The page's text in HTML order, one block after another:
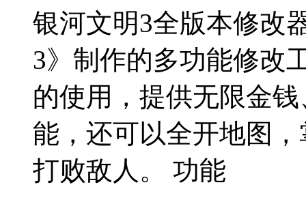
银河文明3全版本修改
3》制作的多功能修改
的使用，提供无限金
能，还可以全开地图
打败敌人。 功能